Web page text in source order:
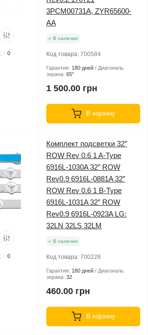
0
3PCM00731A, ZYR65600-
AA
В наличии
Код товара: 700584
Гарантия: 180 дней
Диагональ
экрана: 65"
1 500.00 грн
В корзину
0
Комплект подсветки 32″
ROW Rev 0.6 1 A-Type
6916L-1030A 32″ ROW
Rev0.9 6916L-0881A 32″
ROW Rev 0.6 1 B-Type
6916L-1031A 32″ ROW
Rev0.9 6916L-0923A LG:
32LN 32LS 32LM
В наличии
Код товара: 700228
Гарантия: 180 дней
Диагональ
экрана: 32
460.00 грн
В корзину